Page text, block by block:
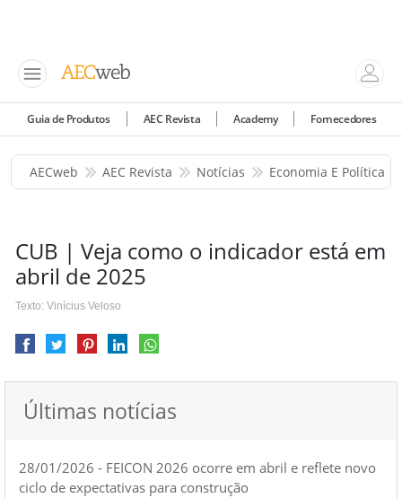
Guia de Produtos AEC Revista Academy Fornecedores
AECweb AEC Revista Notícias Economia E Política
CUB | Veja como o indicador está em
abril de 2025
Texto: Vinícius Veloso
Últimas notícias
28/01/2026 - FEICON 2026 ocorre em abril e reflete novo
ciclo de expectativas para construção